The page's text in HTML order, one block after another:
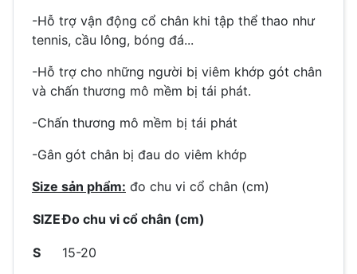
-Hỗ trợ vận động cổ chân khi tập thể thao như
tennis, cầu lông, bóng đá...
-Hỗ trợ cho những người bị viêm khớp gót chân
và chấn thương mô mềm bị tái phát.
-Chấn thương mô mềm bị tái phát
-Gân gót chân bị đau do viêm khớp
Size sản phẩm: đo chu vi cổ chân (cm)
SIZEĐo chu vi cổ chân (cm)
S 15-20